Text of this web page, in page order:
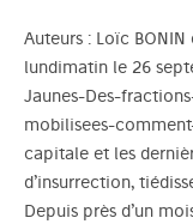
Auteurs : Loïc
lundimatin le 26
Jaunes-Des-
mobilisees-
capitale et les
d’insurrection,
Depuis près d’un